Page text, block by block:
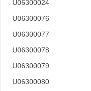
U06300024
U06300076
U06300077
U06300078
U06300079
U06300080